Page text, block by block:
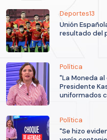
Deportes13
Unión
resultado del
Política
"La Moneda
Presidente
uniformados
Política
"Se hizo